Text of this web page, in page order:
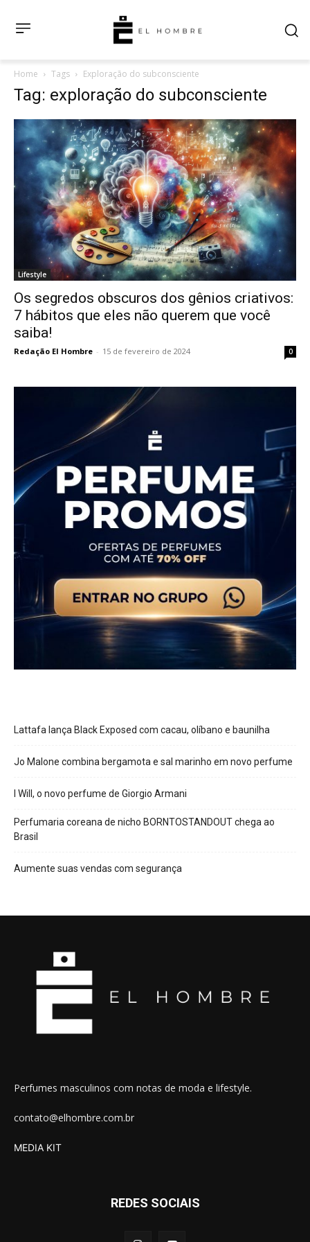
Home Tags Exploração do subconsciente
Tag: exploração do subconsciente
Lifestyle
Os segredos obscuros dos gênios criativos:
7 hábitos que eles não querem que você
saiba!
Redação El Hombre - 15 de fevereiro de 2024 0
Lattafa lança Black Exposed com cacau, olíbano e baunilha
Jo Malone combina bergamota e sal marinho em novo perfume
I Will, o novo perfume de Giorgio Armani
Perfumaria coreana de nicho BORNTOSTANDOUT chega ao
Brasil
Aumente suas vendas com segurança
Perfumes masculinos com notas de moda e lifestyle.
contato@elhombre.com.br
MEDIA KIT
REDES SOCIAIS